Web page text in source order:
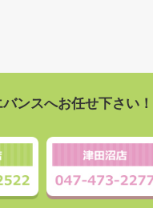
ンスへお任せ下さい！